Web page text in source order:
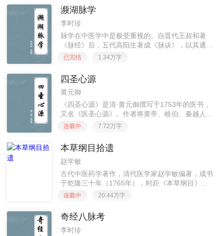
《八十一难》，全书所述以
濒湖脉学
李时珍
脉学在中医学中是极受重视的。自晋代王叔和著
《脉经》后，五代高阳生著成《脉诀》，以其通俗
易懂、便于记诵而广为传播，但因其中谬误也不
长，对经义大加发挥，如他指出，
已完结 1.34万字
四圣心源
黄元御
《四圣心源》是清·黄元御撰写于1753年的医书，
又名《医圣心源》。作者将黄帝、岐伯、秦越人、
张仲景视为医中四圣。本书阐发《内经》、《难
天人解；卷二六气解；卷
连载中 7.72万字
本草纲目拾遗
赵学敏
古代中医药学著作，清代医学家赵学敏编著，成书
于乾隆三十年（1765年），时距《本草纲目》刊
行已近两百年。其书以拾《本草纲目》之遗为目
载的有716种，包含了
连载中 20.44万字
奇经八脉考
李时珍